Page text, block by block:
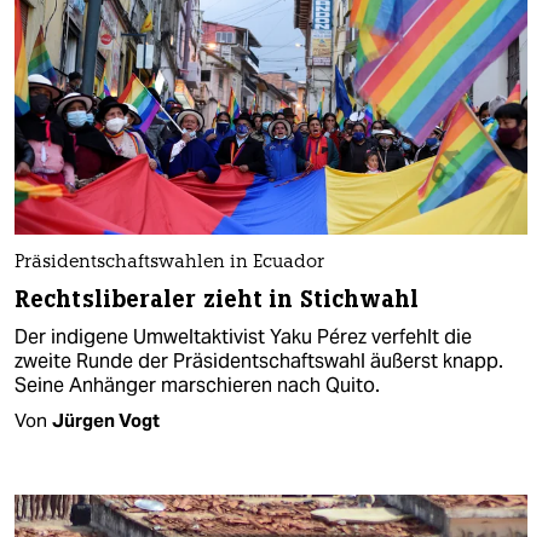
Präsidentschaftswahlen in Ecuador
Rechtsliberaler zieht in Stichwahl
Der indigene Umweltaktivist Yaku Pérez verfehlt die
zweite Runde der Präsident­schaftswahl äußerst knapp.
Seine Anhänger marschieren nach Quito.
Von Jürgen Vogt